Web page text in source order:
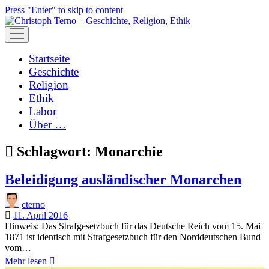
Press "Enter" to skip to content
open
menu
Startseite
Geschichte
Religion
Ethik
Labor
Über …
Schlagwort: Monarchie
Beleidigung ausländischer Monarchen
cterno
11. April 2016
Hinweis: Das Strafgesetzbuch für das Deutsche Reich vom 15. Mai
1871 ist identisch mit Strafgesetzbuch für den Norddeutschen Bund
vom…
Mehr lesen Beleidigung